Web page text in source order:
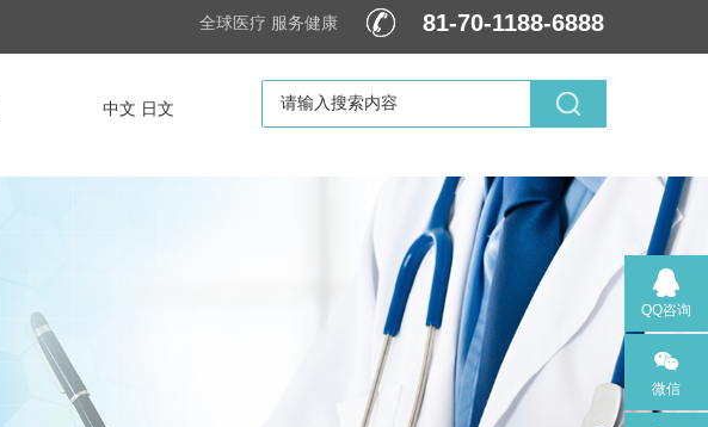
81-70-1188-6888
全球医疗 服务健康
中文 日文
QQ咨询
微信
QQ咨询
微信